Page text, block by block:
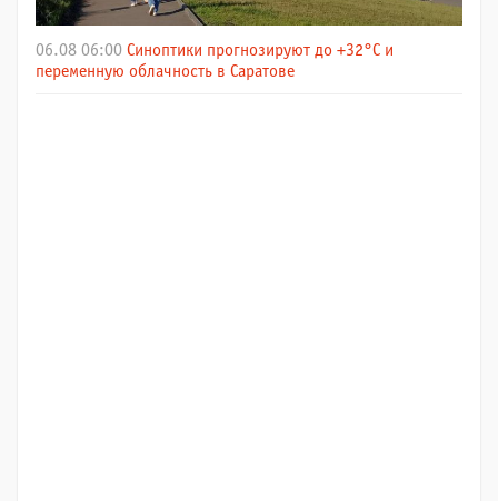
06.08 06:00 Синоптики прогнозируют до +32°C и
переменную облачность в Саратове